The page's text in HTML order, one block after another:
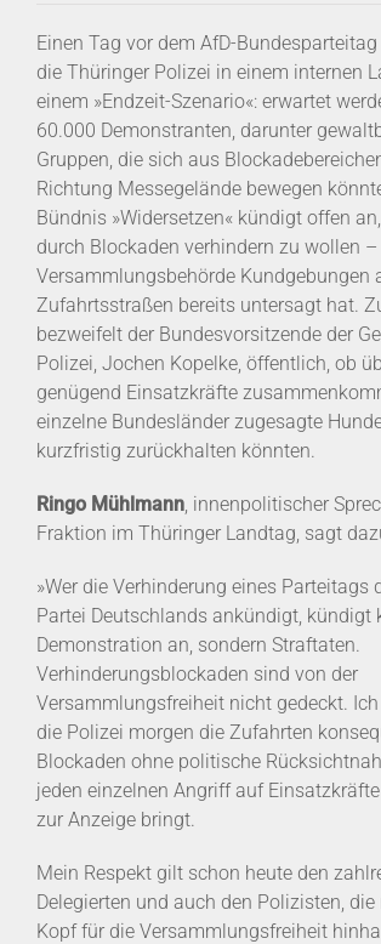
Einen Tag vor dem AfD-
die Thüringer Polizei in einem internen
einem »Endzeit-Szenario«: erwartet
60.000 Demonstranten, darunter
Gruppen, die sich aus
Richtung Messegelände bewegen
Bündnis »Widersetzen« kündigt offen
durch Blockaden verhindern zu wollen
Versammlungsbehörde Kundgebungen
Zufahrtsstraßen bereits untersagt hat.
bezweifelt der Bundesvorsitzende der
Polizei, Jochen Kopelke, öffentlich, ob
genügend Einsatzkräfte
einzelne Bundesländer zugesagte
kurzfristig zurückhalten könnten.
Ringo Mühlmann , innenpolitischer
Fraktion im Thüringer Landtag, sagt
»Wer die Verhinderung eines Parteitags
Partei Deutschlands ankündigt, kündigt
Demonstration an, sondern Straftaten.
Verhinderungsblockaden sind von der
Versammlungsfreiheit nicht gedeckt.
die Polizei morgen die Zufahrten
Blockaden ohne politische
jeden einzelnen Angriff auf
zur Anzeige bringt.
Mein Respekt gilt schon heute den
Delegierten und auch den Polizisten, die
Kopf für die Versammlungsfreiheit